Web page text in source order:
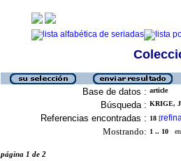
Base de datos : article
Búsqueda : KRIGE,
Referencias encontradas : 18 [
Mostrando: 1 .. 10 en
página 1 de 2